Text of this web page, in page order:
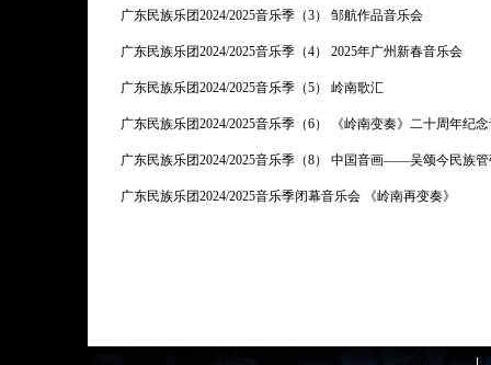
广东民族乐团2024/2025音乐季（3） 邹航作品音乐会
广东民族乐团2024/2025音乐季（4） 2025年广州新春音乐会
广东民族乐团2024/2025音乐季（5） 岭南歌汇
广东民族乐团2024/2025音乐季（6） 《岭南变奏》二十周年纪
广东民族乐团2024/2025音乐季（8） 中国音画——吴颂今民族
广东民族乐团2024/2025音乐季闭幕音乐会 《岭南再变奏》